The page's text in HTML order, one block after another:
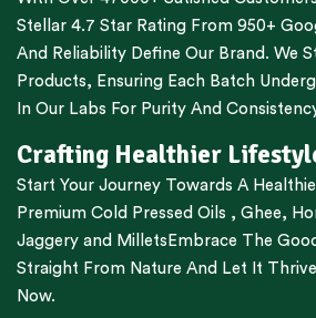
Stellar 4.7 Star Rating From 950+
And Reliability Define Our Brand. We
Products, Ensuring Each Batch
In Our Labs For Purity And
Crafting Healthier
Start Your Journey Towards A
Premium Cold Pressed Oils , Ghee,
Jaggery and Millets Embrace The
Straight From Nature And Let It
Now.